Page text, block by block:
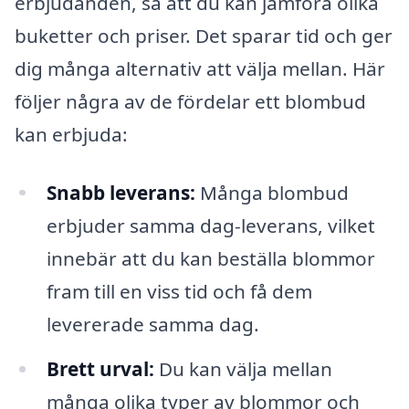
buketter och priser. Det sparar tid och ger
dig många alternativ att välja mellan. Här
följer några av de fördelar ett blombud
kan erbjuda:
Snabb leverans: Många blombud
erbjuder samma dag-leverans, vilket
innebär att du kan beställa blommor
fram till en viss tid och få dem
levererade samma dag.
Brett urval: Du kan välja mellan
många olika typer av blommor och